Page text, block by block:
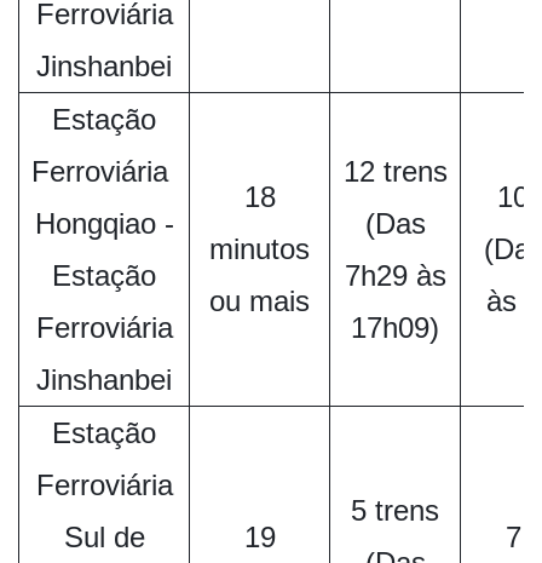
Ferroviária
Jinshanbei
Estação
Ferroviária
Hongqiao -
Estação
Ferroviária
Jinshanbei
18
minutos
ou mais
12 trens
(Das
7h29 às
17h09)
10
às
Estação
Ferroviária
Sul de
19
5 trens
7